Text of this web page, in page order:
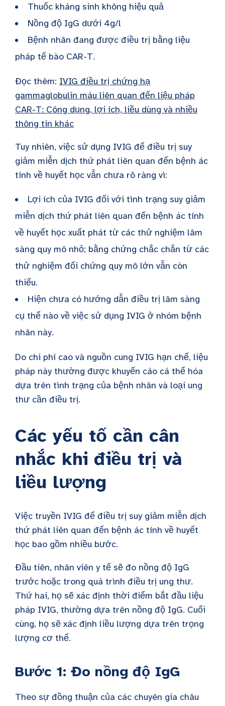
Thuốc kháng sinh không hiệu quả
Nồng độ IgG dưới 4g/l
Bệnh nhân đang được điều trị bằng liệu
pháp tế bào CAR-T.
Đọc thêm: IVIG điều trị chứng hạ
gammaglobulin máu liên quan đến liệu pháp
CAR-T: Công dụng, lợi ích, liều dùng và nhiều
thông tin khác
Tuy nhiên, việc sử dụng IVIG để điều trị suy
giảm miễn dịch thứ phát liên quan đến bệnh ác
tính về huyết học vẫn chưa rõ ràng vì:
Lợi ích của IVIG đối với tình trạng suy giảm
miễn dịch thứ phát liên quan đến bệnh ác tính
về huyết học xuất phát từ các thử nghiệm lâm
sàng quy mô nhỏ; bằng chứng chắc chắn từ các
thử nghiệm đối chứng quy mô lớn vẫn còn
thiếu.
Hiện chưa có hướng dẫn điều trị lâm sàng
cụ thể nào về việc sử dụng IVIG ở nhóm bệnh
nhân này.
Do chi phí cao và nguồn cung IVIG hạn chế, liệu
pháp này thường được khuyến cáo cá thể hóa
dựa trên tình trạng của bệnh nhân và loại ung
thư cần điều trị.
Các yếu tố cần cân
nhắc khi điều trị và
liều lượng
Việc truyền IVIG để điều trị suy giảm miễn dịch
thứ phát liên quan đến bệnh ác tính về huyết
học bao gồm nhiều bước.
Đầu tiên, nhân viên y tế sẽ đo nồng độ IgG
trước hoặc trong quá trình điều trị ung thư.
Thứ hai, họ sẽ xác định thời điểm bắt đầu liệu
pháp IVIG, thường dựa trên nồng độ IgG. Cuối
cùng, họ sẽ xác định liều lượng dựa trên trọng
lượng cơ thể.
Bước 1: Đo nồng độ IgG
Theo sự đồng thuận của các chuyên gia châu